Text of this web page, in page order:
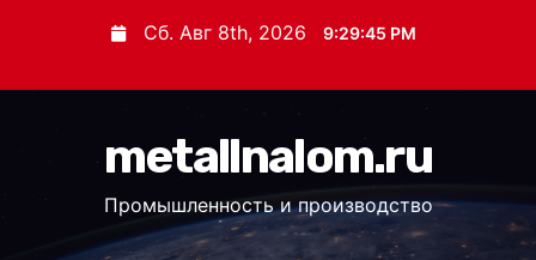
Сб. Авг 8th, 2026 9:29:45 PM
metallnalom.ru
Промышленность и производство